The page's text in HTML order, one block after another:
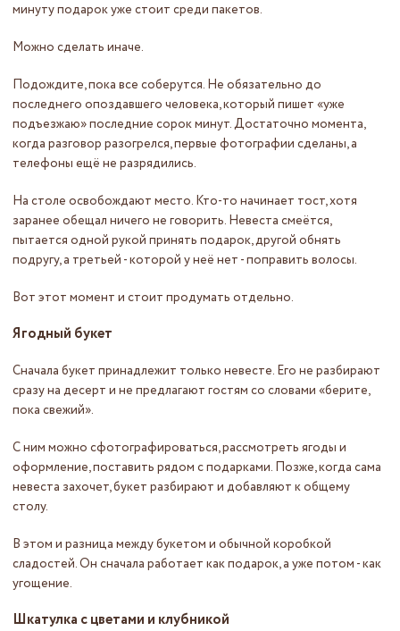
минуту подарок уже стоит среди пакетов.
Можно сделать иначе.
Подождите, пока все соберутся. Не обязательно до
последнего опоздавшего человека, который пишет «уже
подъезжаю» последние сорок минут. Достаточно момента,
когда разговор разогрелся, первые фотографии сделаны, а
телефоны ещё не разрядились.
На столе освобождают место. Кто-то начинает тост, хотя
заранее обещал ничего не говорить. Невеста смеётся,
пытается одной рукой принять подарок, другой обнять
подругу, а третьей - которой у неё нет - поправить волосы.
Вот этот момент и стоит продумать отдельно.
Ягодный букет
Сначала букет принадлежит только невесте. Его не разбирают
сразу на десерт и не предлагают гостям со словами «берите,
пока свежий».
С ним можно сфотографироваться, рассмотреть ягоды и
оформление, поставить рядом с подарками. Позже, когда сама
невеста захочет, букет разбирают и добавляют к общему
столу.
В этом и разница между букетом и обычной коробкой
сладостей. Он сначала работает как подарок, а уже потом - как
угощение.
Шкатулка с цветами и клубникой